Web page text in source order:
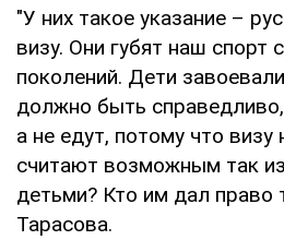
"У них такое указание –
визу. Они губят наш
поколений. Дети
должно быть
а не едут, потому что
считают возможным так
детьми? Кто им дал право
Тарасова.